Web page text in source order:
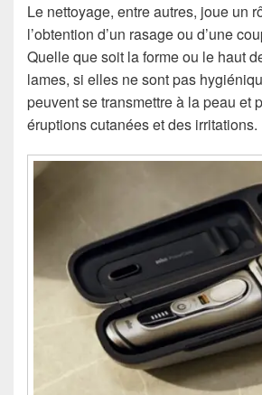
Le nettoyage, entre autres, joue un
l’obtention d’un rasage ou d’une
Quelle que soit la forme ou le haut
lames, si elles ne sont pas
peuvent se transmettre à la peau et
éruptions cutanées et des irritations.